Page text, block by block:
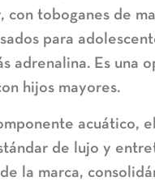
con toboganes de
para
adrenalina. Es una
hijos mayores.
acuático,
de lujo y
la marca,